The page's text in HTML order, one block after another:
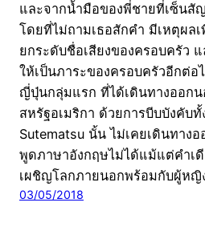
และจากน้ำมือของพี่ชายที่เซ็นสั
โดยที่ไม่ถามเธอสักคำ มีเหตุผล
ยกระดับชื่อเสียงของครอบครัว
ให้เป็นภาระของครอบครัวอีกต่
ญี่ปุ่นกลุ่มแรก ที่ได้เดินทางออกน
สหรัฐอเมริกา ด้วยการบีบบังคั
Sutematsu นั้น ไม่เคยเดินทาง
พูดภาษาอังกฤษไม่ได้แม้แต่คำเ
เผชิญโลกภายนอกพร้อมกับผู้หญิ
03/05/2018